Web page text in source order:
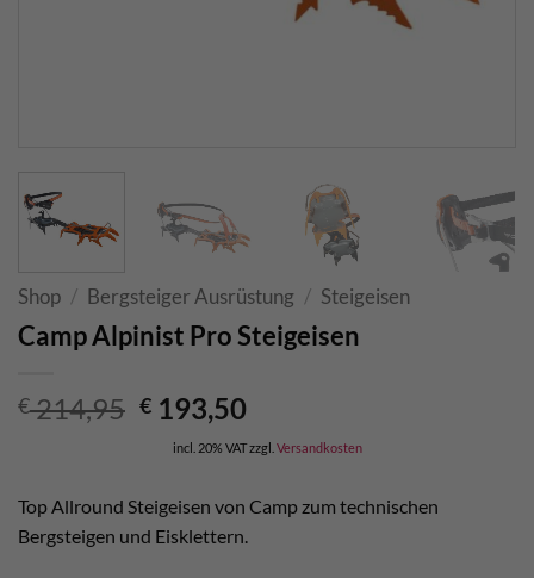
Shop / Bergsteiger Ausrüstung / Steigeisen
Camp Alpinist Pro Steigeisen
€214,95 Original
price
was:
€ 214,95.
€ 193,50Current
price
is:
€ 193,50.
incl. 20% VATzzgl. Versandkosten
Top Allround Steigeisen von Camp zum technischen
Bergsteigen und Eisklettern.